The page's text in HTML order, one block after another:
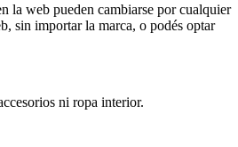
la web pueden cambiarse por cualquier
sin importar la marca, o podés optar
ni ropa interior.